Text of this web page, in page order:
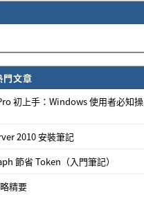
文章
初上手：Windows 使用者必知操
2010 安裝筆記
節省 Token（入門筆記）
精要